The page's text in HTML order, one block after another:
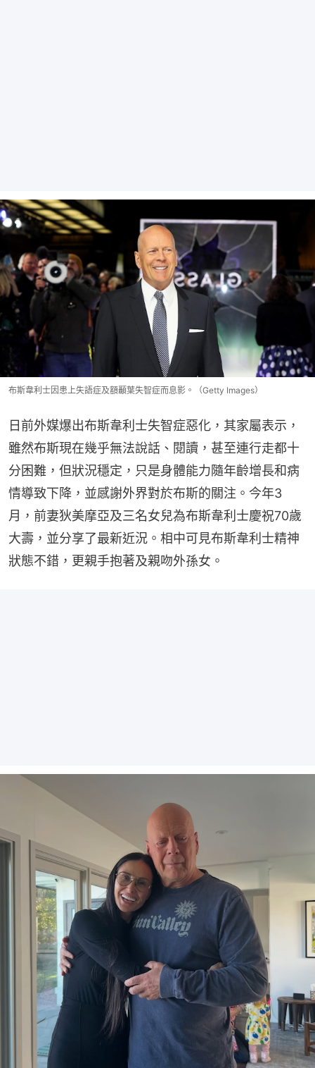
布斯韋利士因患上失語症及額顳葉失智症而息影。（Getty Images）
日前外媒爆出布斯韋利士失智症惡化，其家屬表示，
雖然布斯現在幾乎無法說話、閱讀，甚至連行走都十
分困難，但狀況穩定，只是身體能力隨年齡增長和病
情導致下降，並感謝外界對於布斯的關注。今年3
月，前妻狄美摩亞及三名女兒為布斯韋利士慶祝70歲
大壽，並分享了最新近況。相中可見布斯韋利士精神
狀態不錯，更親手抱著及親吻外孫女。